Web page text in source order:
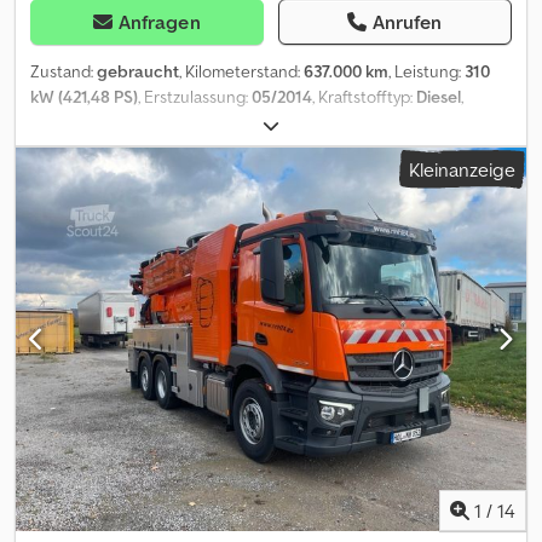
Anfragen Anrufen
Zustand:gebraucht, Kilometerstand:637.000 km, Leistung: 310
kW (421,48 PS), Erstzulassung:05/2014, Kraftstofftyp: Diesel,
, maximales Ladegewicht:
Gesamtgewicht:26.000 kg, Achsen-Konfiguration:3 Achsen,
Kraftstoff:Diesel , Bremsen: Intarder, Farbe: Blau
, Fahrerkabine:
Schlafkabine
, Getriebetyp:Automatisch , Emissionsklasse:Euro6
Federung:Blatt-Luft, Baujahr:2014, Ausstattung:ABS,
Anhängerkupplung, Bordcomputer, Differentialsperre,
Klimaanlage, Navigationssystem, Retarder, Spoiler,
Standheizung, Tempomat, Traktionskontrolle, DB 2542,Actros
,Euro 6,Pritsche, plane, gardine,edscha
verdeck,Portaltür,stapleaufnahme,6x2,lift und-
lenkachse,guterzustand,klma,Navigation, Tempomat und
distanzregler ,und viel mehr Dcedsk Raq Iopfx Af Eok
Kleinanzeige
1 / 14